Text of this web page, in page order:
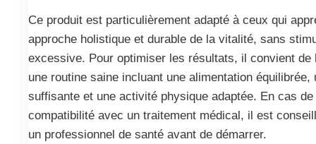
Ce produit est particulièrement adapté à ceux qui
approche holistique et durable de la vitalité, sans
excessive. Pour optimiser les résultats, il convient de
une routine saine incluant une alimentation équilibrée,
suffisante et une activité physique adaptée. En cas
compatibilité avec un traitement médical, il est
un professionnel de santé avant de démarrer.